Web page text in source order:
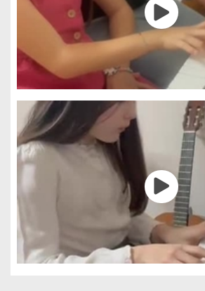
Gestión de cookies
Utilizamos cookies para hacer que el sitio